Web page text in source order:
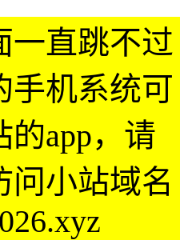
一直跳不过
手机系统可
app，请
问小站域名